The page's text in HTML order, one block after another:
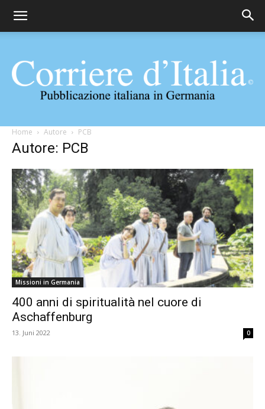
Corriere
d'Italia
Home Autore PCB
Autore: PCB
Missioni in Germania
400 anni di spiritualità nel cuore di
Aschaffenburg
13. Juni 2022 0